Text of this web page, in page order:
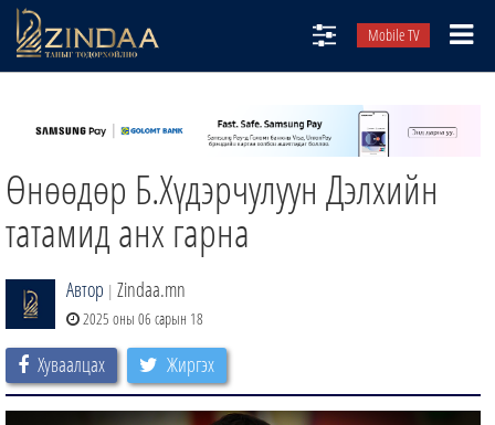
Mobile TV
ТВ8
ӨГЛӨӨНИЙ СОНИН
АУДИО ЗОХИОЛ
ЗИНДАА СЭТГҮҮЛ
Өнөөдөр Б.Хүдэрчулуун Дэлхийн
татамид анх гарна
Автор | Zindaa.mn
2025 оны 06 сарын 18
Хуваалцах Жиргэх